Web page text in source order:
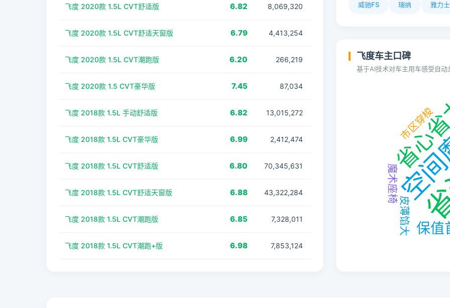
飞度 2020款 1.5L CVT舒适版 6.82 8,069,320
飞度 2020款 1.5L CVT舒适天窗版 6.79 4,413,254
飞度 2020款 1.5L CVT潮跑版 6.20 266,219
飞度 2020款 1.5 CVT豪华版 7.45 87,034
飞度 2018款 1.5L 手动舒适版 6.82 13,015,272
飞度 2018款 1.5L CVT豪华版 6.99 2,412,474
飞度 2018款 1.5L CVT舒适版 6.80 70,345,631
飞度 2018款 1.5L CVT舒适天窗版 6.88 43,322,284
飞度 2018款 1.5L CVT潮跑版 6.85 7,328,011
飞度 2018款 1.5L CVT潮跑+版 6.98 7,853,124
威驰FS 瑞纳 雅力士
飞度车主口碑
基于AI技术对车主用车感受自